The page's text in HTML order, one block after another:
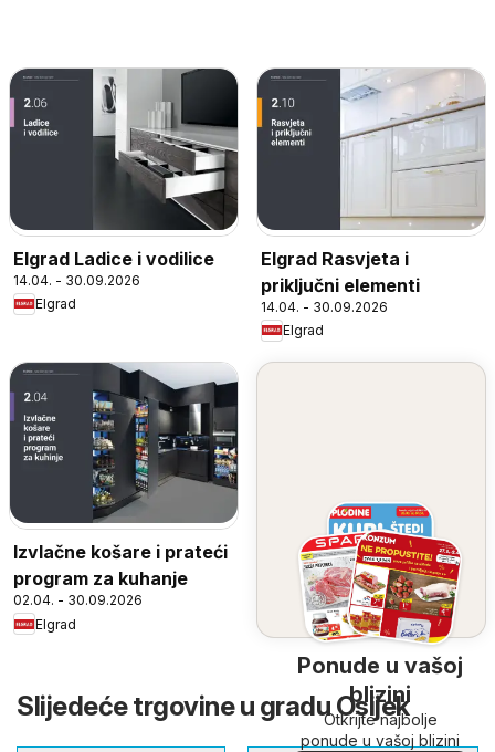
Elgrad Ladice i vodilice
14.04. - 30.09.2026
Elgrad
Elgrad Rasvjeta i
priključni elementi
14.04. - 30.09.2026
Elgrad
Izvlačne košare i prateći
program za kuhanje
02.04. - 30.09.2026
Elgrad
Ponude u vašoj
blizini
Otkrijte najbolje
ponude u vašoj blizini
Slijedeće trgovine u gradu Osijek